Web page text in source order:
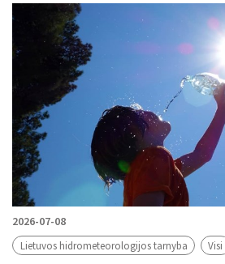
2026-07-08
Lietuvos hidrometeorologijos tarnyba Visi